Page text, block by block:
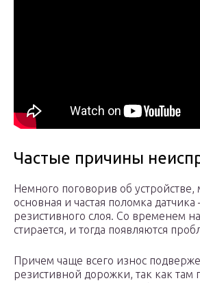
Частые причины
Немного поговорив об устройстве,
основная и частая поломка датчика
резистивного слоя. Со временем
стирается, и тогда появляются
Причем чаще всего износ
резистивной дорожки, так как там